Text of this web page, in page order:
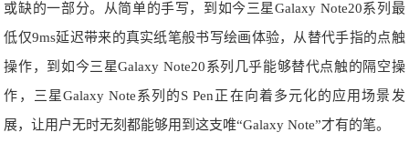
或缺的一部分。从简单的手写，到如今三星Galaxy Note20系列最
低仅9ms延迟带来的真实纸笔般书写绘画体验，从替代手指的点触
操作，到如今三星Galaxy Note20系列几乎能够替代点触的隔空操
作，三星Galaxy Note系列的S Pen正在向着多元化的应用场景发
展，让用户无时无刻都能够用到这支唯“Galaxy Note”才有的笔。